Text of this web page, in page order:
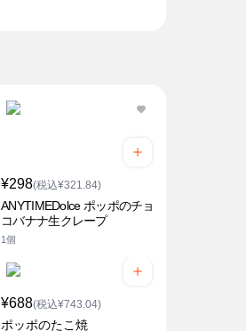
¥298(税込¥321.84)
ANYTIMEDolce ポッポのチョ
コバナナ生クレープ
1個
¥688(税込¥743.04)
ポッポのたこ焼